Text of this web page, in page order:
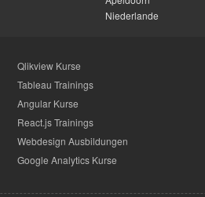
Niederlande
Qlikview Kurse
Tableau Trainings
Angular Kurse
React.js Trainings
Webdesign Ausbildungen
Google Analytics Kurse